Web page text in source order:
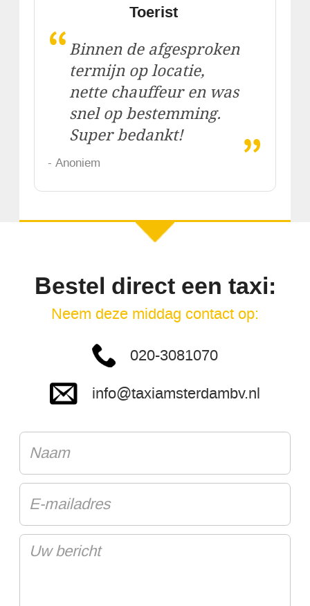
Toerist
“ Binnen de afgesproken
termijn op locatie,
nette chauffeur en was
snel op bestemming.
Super bedankt!
„
- Anoniem
Bestel direct een taxi:
Neem deze middag contact op:
020-3081070
info@taxiamsterdambv.nl